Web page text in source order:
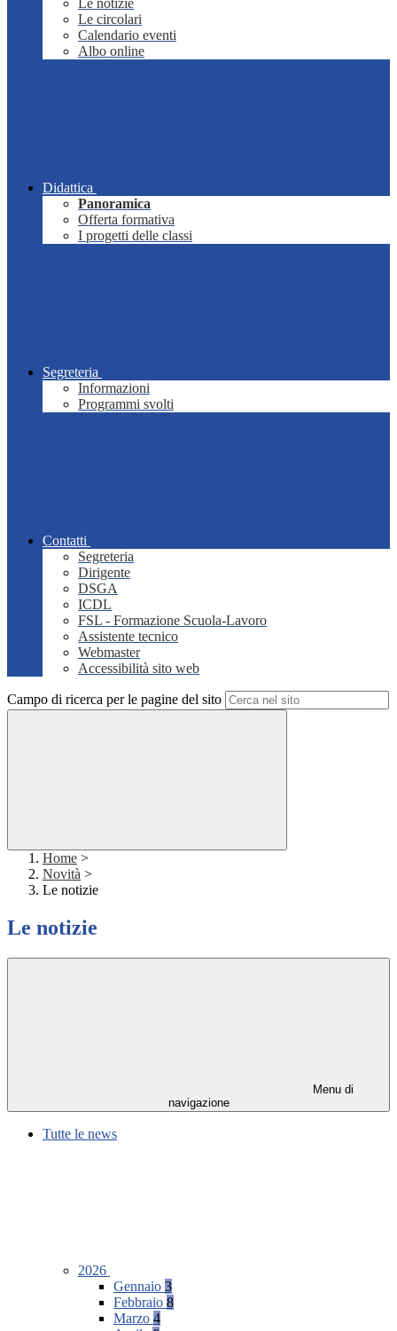
Le notizie
Le circolari
Calendario eventi
Albo online
Didattica
Panoramica
Offerta formativa
I progetti delle classi
Segreteria
Informazioni
Programmi svolti
Contatti
Segreteria
Dirigente
DSGA
ICDL
FSL - Formazione Scuola-Lavoro
Assistente tecnico
Webmaster
Accessibilità sito web
Campo di ricerca per le pagine del sito
Home >
Novità >
Le notizie
Le notizie
Menu di
navigazione
Tutte le news
2026
Gennaio 3
Febbraio 8
Marzo 4